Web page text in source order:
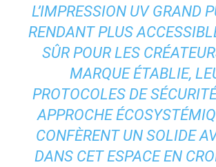
L’IMPRESSION UV GRAND
RENDANT PLUS
SÛR POUR LES
MARQUE ÉTABLIE,
PROTOCOLES DE
APPROCHE
CONFÈRENT UN SOLIDE
DANS CET ESPACE EN